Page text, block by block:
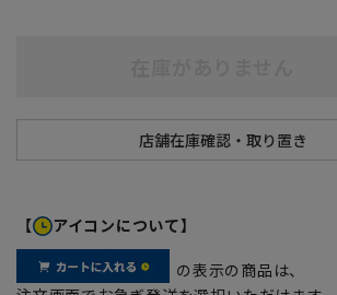
【 アイコンについて】
の表示の商品は、